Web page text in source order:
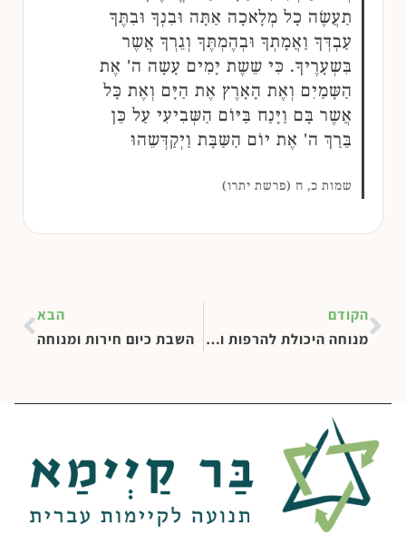
תַעֲשֶׂה כָל מְלָאכָה אַתָּה וּבִנְךָ וּבִתֶּךָ
עַבְדְּךָ וַאֲמָתְךָ וּבְהֶמְתֶּךָ וְגֵרְךָ אֲשֶר
בִּשְעָרֶיךָ. כִּי שֵשֶת יָמִים עָשָה ה' אֶת
הַשָּמַיִם וְאֶת הָאָרֶץ אֶת הַיָּם וְאֶת כָּל
אֲשֶר בָּם וַיָּנַח בַּיּוֹם הַשְּבִיעִי עַל כֵּן
בֵּרַךְ ה' אֶת יוֹם הַשַּבָּת וַיְקַדְּשֵהוּ
שמות כ, ח (פרשת יתרו)
הקודם
מנוחה היכולת להרפות ולעצור
הבא
השבת כיום חירות ומנוחה